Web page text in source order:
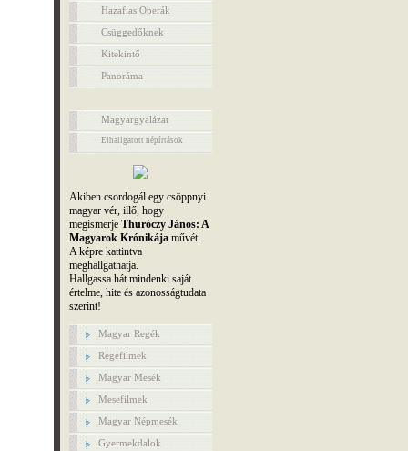
Hazafias Operák
Csüggedőknek
Kitekintő
Panoráma
Magyargyalázat
Elhallgatott népírtások
Akiben csordogál egy csöppnyi
magyar vér, illő, hogy
megismerje Thuróczy János: A
Magyarok Krónikájaművét.
A képre kattintva
meghallgathatja.
Hallgassa hát mindenki saját
értelme, hite és azonosságtudata
szerint!
Magyar Regék
Regefilmek
Magyar Mesék
Mesefilmek
Magyar Népmesék
Gyermekdalok